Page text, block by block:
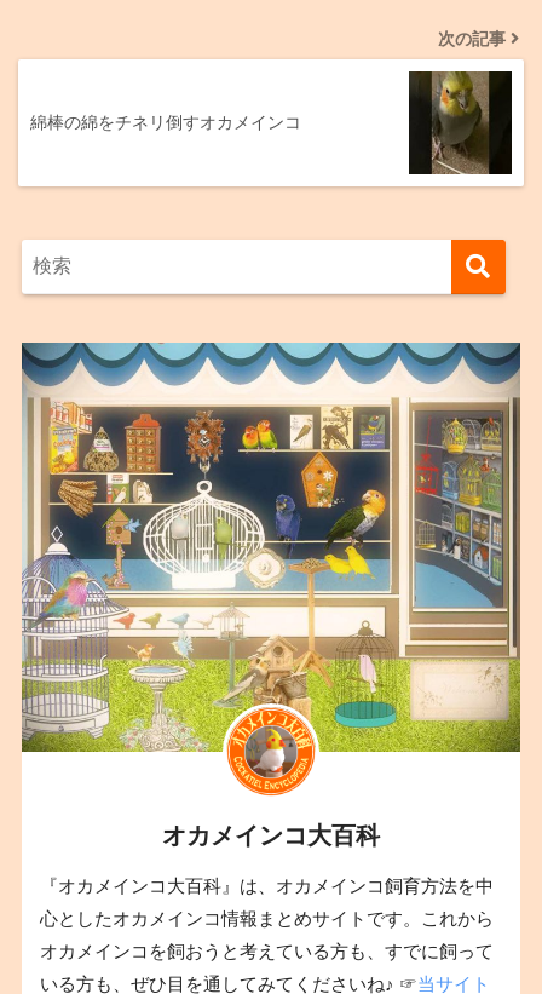
次の記事
綿棒の綿をチネリ倒すオカメインコ
オカメインコ大百科
『オカメインコ大百科』は、オカメインコ飼育方法を中
心としたオカメインコ情報まとめサイトです。これから
オカメインコを飼おうと考えている方も、すでに飼って
いる方も、ぜひ目を通してみてくださいね♪ ☞当サイト